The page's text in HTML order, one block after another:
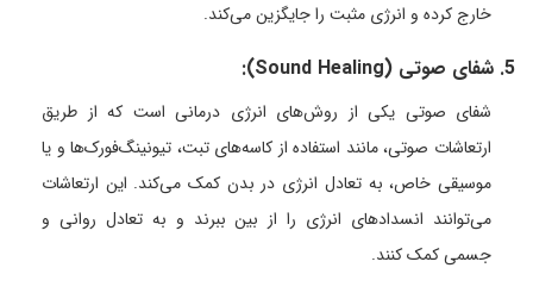
خارج کرده و انرژی مثبت را جایگزین می‌کند.
5. شفای صوتی (Sound Healing):
شفای صوتی یکی از روش‌های انرژی درمانی است که از طریق
ارتعاشات صوتی، مانند استفاده از کاسه‌های تبت، تیونینگ‌فورک‌ها و یا
موسیقی خاص، به تعادل انرژی در بدن کمک می‌کند. این ارتعاشات
می‌توانند انسدادهای انرژی را از بین ببرند و به تعادل روانی و
جسمی کمک کنند.